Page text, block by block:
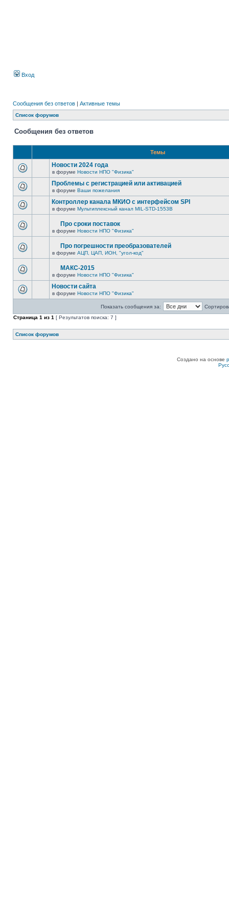
Вход
Сообщения без ответов | Активные темы
Список форумов
Сообщения без ответов
Темы
Новости 2024 года
в форуме Новости НПО "Физика"
Проблемы с регистрацией или активацией
в форуме Ваши пожелания
Контроллер канала МКИО с интерфейсом SPI
в форуме Мультиплексный канал MIL-STD-1553B
Про сроки поставок
в форуме Новости НПО "Физика"
Про погрешности преобразователей
в форуме АЦП, ЦАП, ИОН, "угол-код"
МАКС-2015
в форуме Новости НПО "Физика"
Новости сайта
в форуме Новости НПО "Физика"
Показать сообщения за:
Страница 1 из 1 [ Результатов поиска: 7 ]
Список форумов
Создано на основе